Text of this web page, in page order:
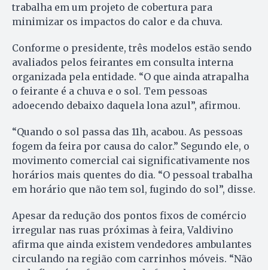
trabalha em um projeto de cobertura para
minimizar os impactos do calor e da chuva.
Conforme o presidente, três modelos estão sendo
avaliados pelos feirantes em consulta interna
organizada pela entidade. “O que ainda atrapalha
o feirante é a chuva e o sol. Tem pessoas
adoecendo debaixo daquela lona azul”, afirmou.
“Quando o sol passa das 11h, acabou. As pessoas
fogem da feira por causa do calor.” Segundo ele, o
movimento comercial cai significativamente nos
horários mais quentes do dia. “O pessoal trabalha
em horário que não tem sol, fugindo do sol”, disse.
Apesar da redução dos pontos fixos de comércio
irregular nas ruas próximas à feira, Valdivino
afirma que ainda existem vendedores ambulantes
circulando na região com carrinhos móveis. “Não